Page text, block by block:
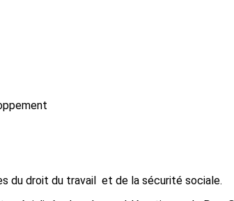
du droit du travail et de la sécurité sociale.